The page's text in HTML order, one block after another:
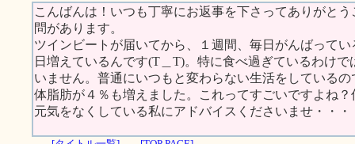
こんばんは！いつも丁寧にお返事を下さってありがと
問があります。
ツインビートが届いてから、１週間、毎日がんばって
日増えているんです(T＿T)。特に食べ過ぎているわけ
いません。普通にいつもと変わらない生活をしている
体脂肪が４％も増えました。これってすごいですよね
元気をなくしている私にアドバイスくださいませ・・